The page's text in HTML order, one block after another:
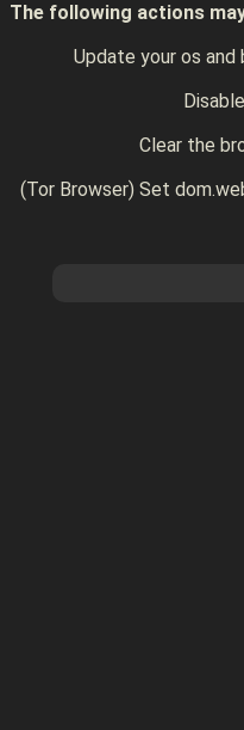
The following actions may
Update your os
Clear the
(Tor Browser) Set